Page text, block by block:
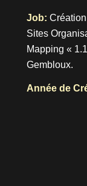
Job:
Sites
Mapping «
Gembloux.
Année de